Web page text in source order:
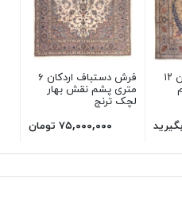
فرش دستباف نایین ۱۲
فرش دستباف اردکان ۶
متری پشم نقش بهار
لچک ترنج
۷۵,۰۰۰,۰۰۰ تومان